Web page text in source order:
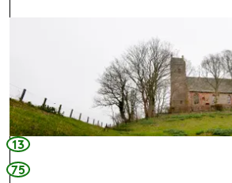
c
h
e
r
s
13
75